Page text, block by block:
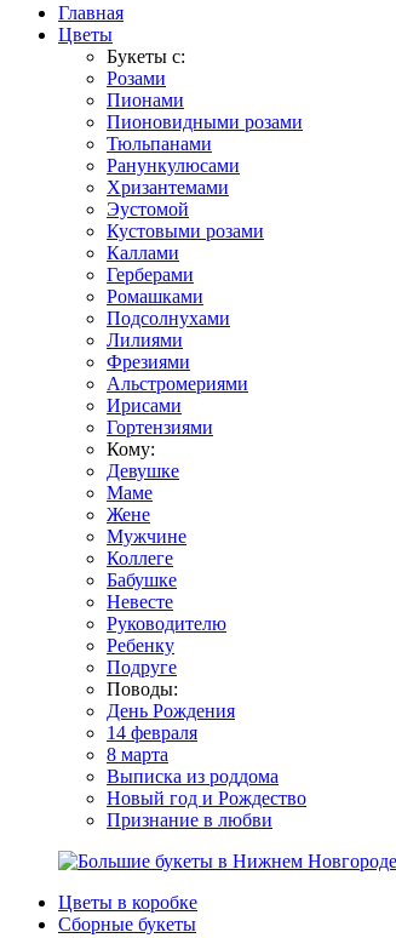
Главная
Цветы
Букеты с:
Розами
Пионами
Пионовидными розами
Тюльпанами
Ранункулюсами
Хризантемами
Эустомой
Кустовыми розами
Каллами
Герберами
Ромашками
Подсолнухами
Лилиями
Фрезиями
Альстромериями
Ирисами
Гортензиями
Кому:
Девушке
Маме
Жене
Мужчине
Коллеге
Бабушке
Невесте
Руководителю
Ребенку
Подруге
Поводы:
День Рождения
14 февраля
8 марта
Выписка из роддома
Новый год и Рождество
Признание в любви
Цветы в коробке
Сборные букеты